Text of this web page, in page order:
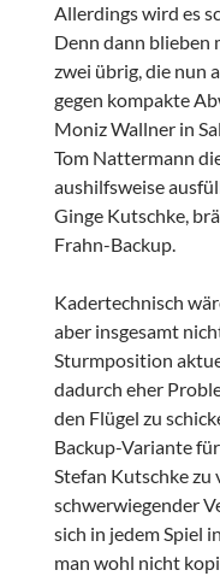
Allerdings wird es
Denn dann
zwei übrig, die nun
gegen kompakte
Moniz Wallner in
Tom Nattermann
aushilfsweise
Ginge Kutschke,
Frahn-Backup.
Kadertechnisch
aber insgesamt
Sturmposition
dadurch eher
den Flügel zu
Backup-Variante
Stefan Kutschke zu
schwerwiegender
sich in jedem Spiel
man wohl nicht